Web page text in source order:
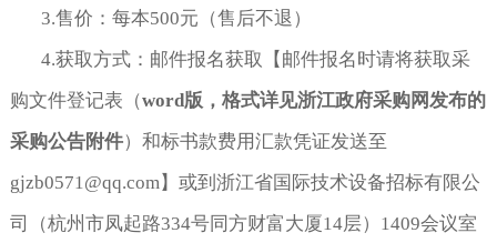
3.售价：每本500元（售后不退）
4.获取方式：邮件报名获取【邮件报名时请将获取采
购文件登记表（word版，格式详见浙江政府采购网发布的
采购公告附件）和标书款费用汇款凭证发送至
gjzb0571@qq.com】或到浙江省国际技术设备招标有限公
司（杭州市凤起路334号同方财富大厦14层）1409会议室